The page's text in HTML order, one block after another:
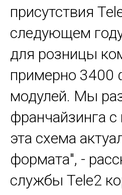
присутствия
следующем
для розницы
примерно 3400
модулей. Мы
франчайзинга
эта схема
формата", -
службы Tele2